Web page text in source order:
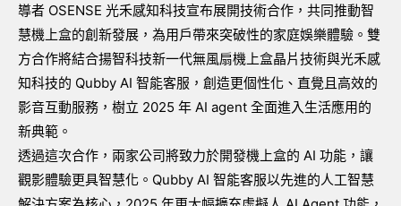
導者 OSENSE 光禾感知科技宣布展開技術合作，共同推動智
慧機上盒的創新發展，為用戶帶來突破性的家庭娛樂體驗。雙
方合作將結合揚智科技新一代無風扇機上盒晶片技術與光禾感
知科技的 Qubby AI 智能客服，創造更個性化、直覺且高效的
影音互動服務，樹立 2025 年 AI agent 全面進入生活應用的
新典範。
透過這次合作，兩家公司將致力於開發機上盒的 AI 功能，讓
觀影體驗更具智慧化。Qubby AI 智能客服以先進的人工智慧